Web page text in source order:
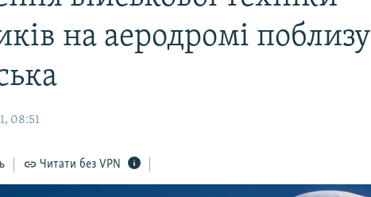
на аеродромі поблизу
08:51
Читати без VPN